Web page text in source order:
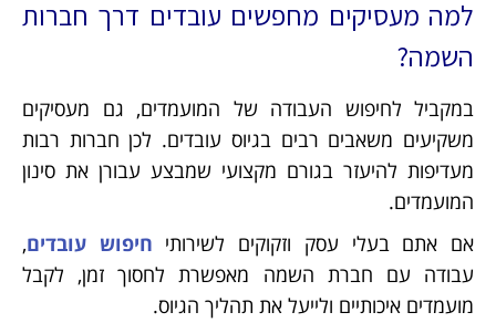
למה מעסיקים מחפשים עובדים דרך חברות
השמה?
במקביל לחיפוש העבודה של המועמדים, גם מעסיקים
משקיעים משאבים רבים בגיוס עובדים. לכן חברות רבות
מעדיפות להיעזר בגורם מקצועי שמבצע עבורן את סינון
המועמדים.
אם אתם בעלי עסק וזקוקים לשירותי חיפוש עובדים,
עבודה עם חברת השמה מאפשרת לחסוך זמן, לקבל
מועמדים איכותיים ולייעל את תהליך הגיוס.